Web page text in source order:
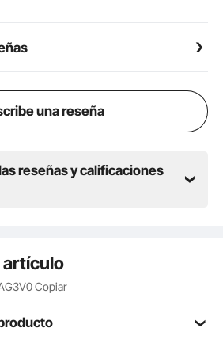
como peluquerías, salones
una reseña
reseñas y calificaciones
artículo
Copiar